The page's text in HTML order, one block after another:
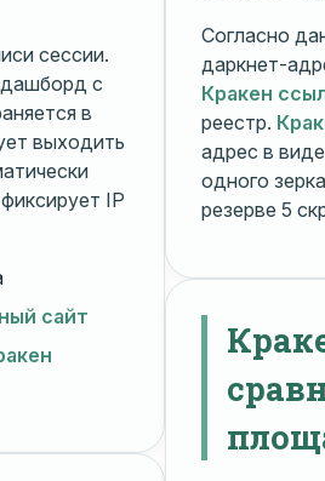
сессии.
дашборд с
в
выходить
фиксирует IP
сайт
Согласно
даркнет-
Кракен
реестр.
адрес в
одного
резерве 5